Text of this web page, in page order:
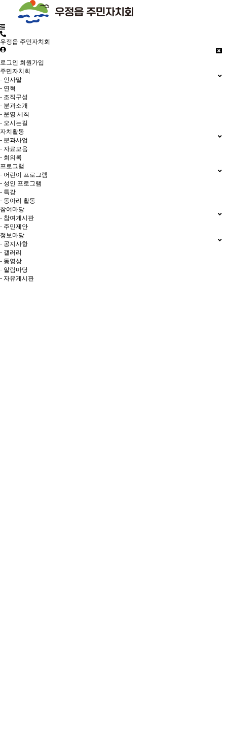
우정읍 주민자치회
로그인 회원가입
주민자치회
- 인사말
- 연혁
- 조직구성
- 분과소개
- 운영 세칙
- 오시는길
자치활동
- 분과사업
- 자료모음
- 회의록
프로그램
- 어린이 프로그램
- 성인 프로그램
- 특강
- 동아리 활동
참여마당
- 참여게시판
- 주민제안
정보마당
- 공지사항
- 갤러리
- 동영상
- 알림마당
- 자유게시판